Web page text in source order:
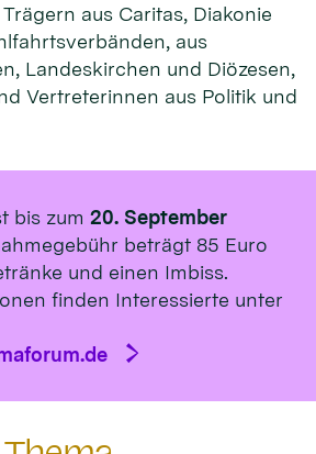
aus Caritas, Diakonie
aus
Landeskirchen und Diözesen,
Vertreterinnen aus Politik und
bis zum 20. September
beträgt 85 Euro
und einen Imbiss.
finden Interessierte unter